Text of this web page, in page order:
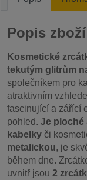
Popis zboží
Kosmetické
tekutým glitrům
společníkem pro
atraktivním
fascinující a zářící
pohled. Je ploché
kabelky či
metalickou, je
během dne.
uvnitř jsou 2